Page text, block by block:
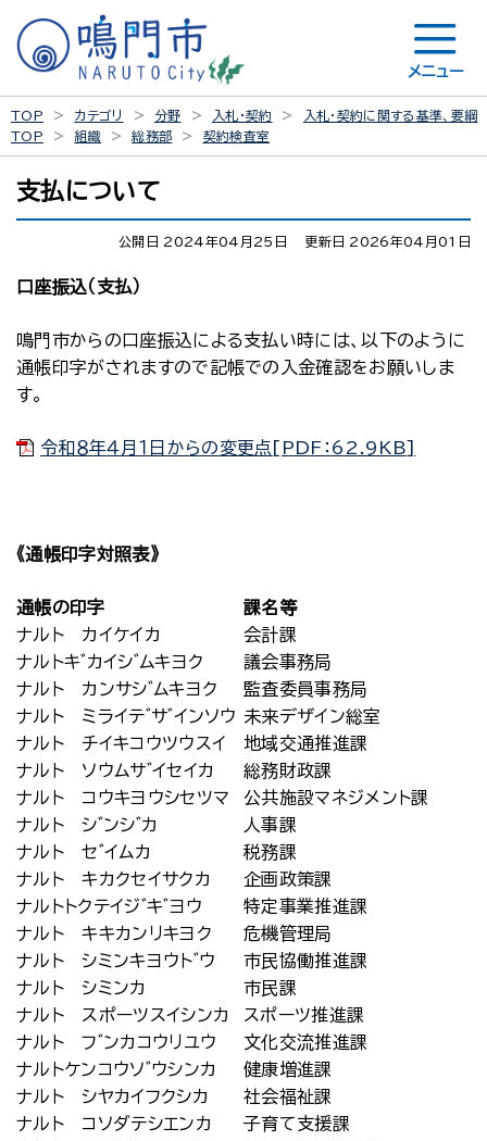
メニュー
TOP カテゴリ 分野 入札・契約
入札・契約に関する基準、要綱
TOP
組織 総務部 契約検査室
支払について
公開日 2024年04月25日 更新日 2026年04月01日
口座振込（支払）
鳴門市からの口座振込による支払い時には、以下のように
通帳印字がされますので記帳での入金確認をお願いしま
す。
令和８年４月１日からの変更点[PDF：62.9KB]
《通帳印字対照表》
通帳の印字
課名等
ナルト カイケイカ
会計課
ナルトキ゛カイシ゛ムキヨク
議会事務局
ナルト カンサシ゛ムキヨク
監査委員事務局
ナルト ミライテ゛サ゛インソウ 未来デザイン総室
ナルト チイキコウツウスイ
地域交通推進課
ナルト ソウムサ゛イセイカ
総務財政課
ナルト コウキヨウシセツマ
公共施設マネジメント課
ナルト シ゛ンシ゛カ
人事課
ナルト セ゛イムカ
税務課
ナルト キカクセイサクカ
企画政策課
ナルトトクテイジ゛キ゛ヨウ
特定事業推進課
ナルト キキカンリキヨク
危機管理局
ナルト シミンキヨウト゛ウ
市民協働推進課
ナルト シミンカ
市民課
ナルト スポーツスイシンカ
スポーツ推進課
ナルト フ゛ンカコウリユウ
文化交流推進課
ナルトケンコウソ゛ウシンカ
健康増進課
ナルト シヤカイフクシカ
社会福祉課
ナルト コソダテシエンカ
子育て支援課